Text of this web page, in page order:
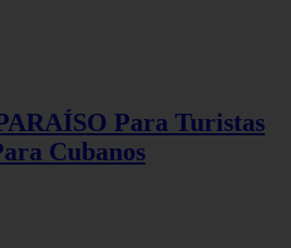
Para Turistas
Cubanos